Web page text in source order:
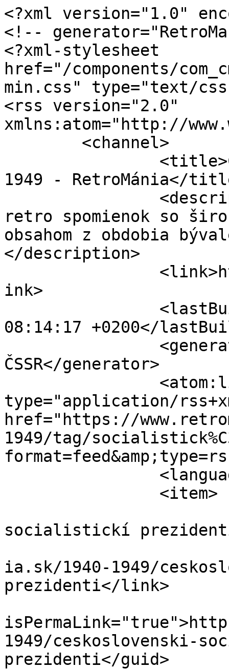
<?xml version="1.0"
<!--
<?xml-stylesheet
href="/components/
min.css" type="text/
<rss version="2.0"
xmlns:atom="http://
1949 - RetroMánia</
retro spomienok so
obsahom z obdobia
</description>
ink>
08:14:17 +0200</
ČSSR</generator>
type="application/
href="https://
1949/tag/
socialistickí
ia.sk/1940-1949/
prezidenti</link>
1949/ceskoslovenski-
prezidenti</guid>